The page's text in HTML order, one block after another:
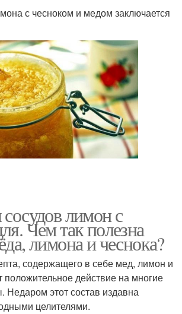
с чесноком и медом заключается
лимон с
Чем так полезна
лимона и чеснока?
содержащего в себе мед, лимон и
положительное действие на многие
Недаром этот состав издавна
целителями.